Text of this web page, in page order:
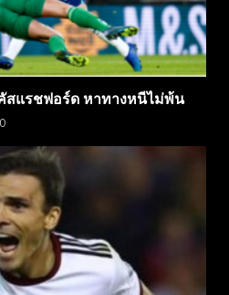
สแรชฟอร์ด หาทางหนีไม่พ้น